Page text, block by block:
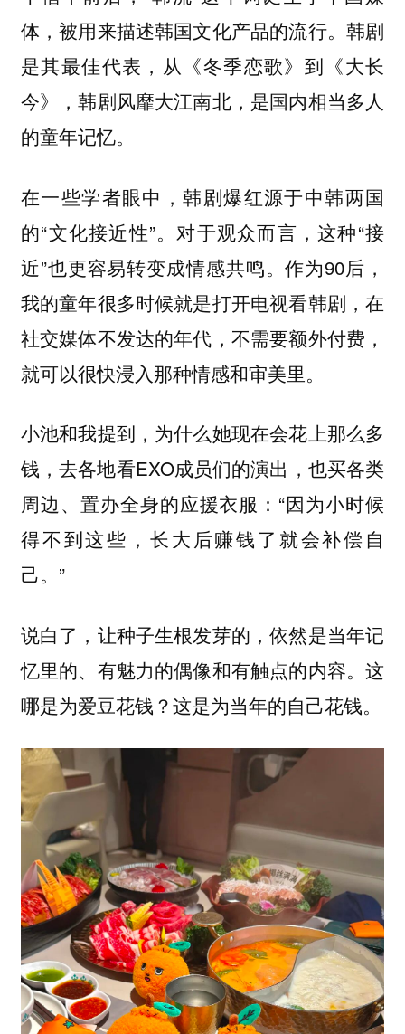
体，被用来描述韩国文化产品的流行。韩剧
是其最佳代表，从《冬季恋歌》到《大长
今》，韩剧风靡大江南北，是国内相当多人
的童年记忆。
在一些学者眼中，韩剧爆红源于中韩两国
的“文化接近性”。对于观众而言，这种“接
近”也更容易转变成情感共鸣。作为90后，
我的童年很多时候就是打开电视看韩剧，在
社交媒体不发达的年代， 不需要额外付费，
就可以很快浸入那种情感和审美里。
小池和我提到，为什么她现在会花上那么多
钱，去各地看EXO成员们的演出，也买各类
周边、置办全身的应援衣服：“因为小时候
得不到这些，长大后赚钱了就会补偿自
己。”
说白了，让种子生根发芽的，依然是当年记
忆里的、有魅力的偶像和有触点的内容。这
哪是为爱豆花钱？这是为当年的自己花钱。